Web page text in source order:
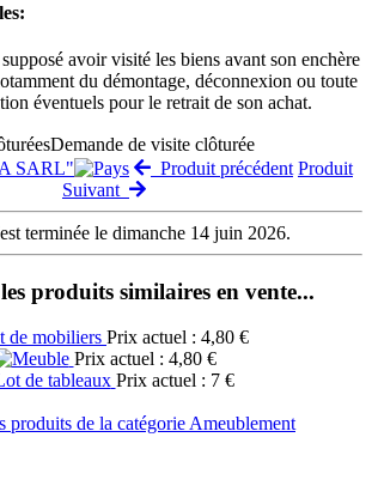
avoir visité les biens avant son enchère
du démontage, déconnexion ou toute
éventuels pour le retrait de son achat.
Demande de visite clôturée
SARL"
Produit précédent Produit
Suivant
terminée le dimanche 14 juin 2026.
produits similaires en vente...
Prix actuel : 4,80 €
Prix actuel : 4,80 €
Prix actuel : 7 €
produits de la catégorie Ameublement